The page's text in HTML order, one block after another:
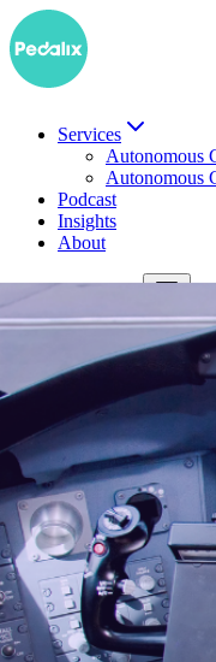
Services
Autonomous
Autonomous
Podcast
Insights
About